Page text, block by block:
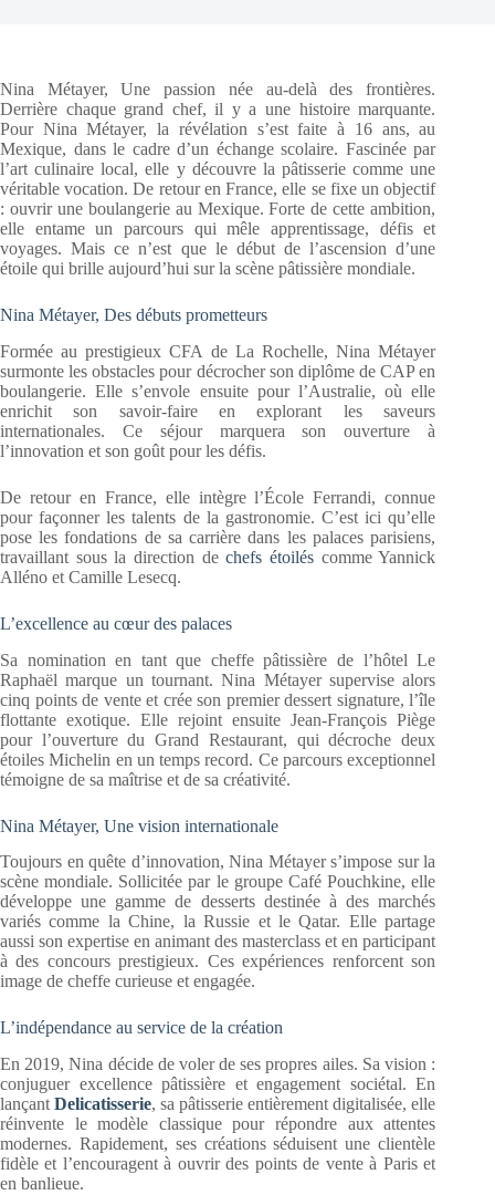
Nina Métayer, Une passion née au-delà des frontières.
Derrière chaque grand chef, il y a une histoire marquante.
Pour Nina Métayer, la révélation s’est faite à 16 ans, au
Mexique, dans le cadre d’un échange scolaire. Fascinée par
l’art culinaire local, elle y découvre la pâtisserie comme une
véritable vocation. De retour en France, elle se fixe un objectif
: ouvrir une boulangerie au Mexique. Forte de cette ambition,
elle entame un parcours qui mêle apprentissage, défis et
voyages. Mais ce n’est que le début de l’ascension d’une
étoile qui brille aujourd’hui sur la scène pâtissière mondiale.
Nina Métayer, Des débuts prometteurs
Formée au prestigieux CFA de La Rochelle, Nina Métayer
surmonte les obstacles pour décrocher son diplôme de CAP en
boulangerie. Elle s’envole ensuite pour l’Australie, où elle
enrichit son savoir-faire en explorant les saveurs
internationales. Ce séjour marquera son ouverture à
l’innovation et son goût pour les défis.
De retour en France, elle intègre l’École Ferrandi, connue
pour façonner les talents de la gastronomie. C’est ici qu’elle
pose les fondations de sa carrière dans les palaces parisiens,
travaillant sous la direction dechefs étoiléscomme Yannick
Alléno et Camille Lesecq.
L’excellence au cœur des palaces
Sa nomination en tant que cheffe pâtissière de l’hôtel Le
Raphaël marque un tournant. Nina Métayer supervise alors
cinq points de vente et crée son premier dessert signature, l’île
flottante exotique. Elle rejoint ensuite Jean-François Piège
pour l’ouverture du Grand Restaurant, qui décroche deux
étoiles Michelin en un temps record. Ce parcours exceptionnel
témoigne de sa maîtrise et de sa créativité.
Nina Métayer, Une vision internationale
Toujours en quête d’innovation, Nina Métayer s’impose sur la
scène mondiale. Sollicitée par le groupe Café Pouchkine, elle
développe une gamme de desserts destinée à des marchés
variés comme la Chine, la Russie et le Qatar. Elle partage
aussi son expertise en animant des masterclass et en participant
à des concours prestigieux. Ces expériences renforcent son
image de cheffe curieuse et engagée.
L’indépendance au service de la création
En 2019, Nina décide de voler de ses propres ailes. Sa vision :
conjuguer excellence pâtissière et engagement sociétal. En
lançantDelicatisserie, sa pâtisserie entièrement digitalisée, elle
réinvente le modèle classique pour répondre aux attentes
modernes. Rapidement, ses créations séduisent une clientèle
fidèle et l’encouragent à ouvrir des points de vente à Paris et
en banlieue.